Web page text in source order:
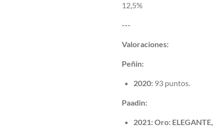
12,5%
---
Valoraciones:
Peñin:
2020: 93 puntos.
Paadin:
2021:Oro: ELEGANTE,